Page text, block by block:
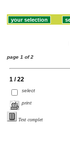
page 1 of 2
1 / 22
select
print
Text complet